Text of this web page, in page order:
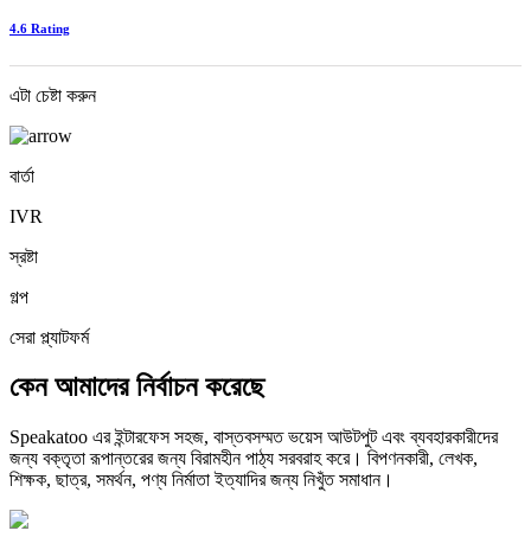
4.6 Rating
এটা চেষ্টা করুন
বার্তা
IVR
স্রষ্টা
গল্প
সেরা প্ল্যাটফর্ম
কেন আমাদের নির্বাচন করেছে
Speakatoo এর ইন্টারফেস সহজ, বাস্তবসম্মত ভয়েস আউটপুট এবং ব্যবহারকারীদের
জন্য বক্তৃতা রূপান্তরের জন্য বিরামহীন পাঠ্য সরবরাহ করে। বিপণনকারী, লেখক,
শিক্ষক, ছাত্র, সমর্থন, পণ্য নির্মাতা ইত্যাদির জন্য নিখুঁত সমাধান।